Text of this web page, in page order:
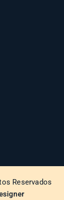
Reservados